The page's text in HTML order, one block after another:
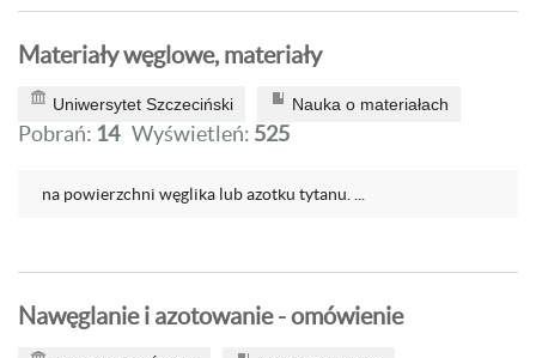
Materiały węglowe, materiały
Uniwersytet Szczeciński Nauka o materiałach
Pobrań: 14 Wyświetleń: 525
na powierzchni węglika lub azotku tytanu. ...
Nawęglanie i azotowanie - omówienie